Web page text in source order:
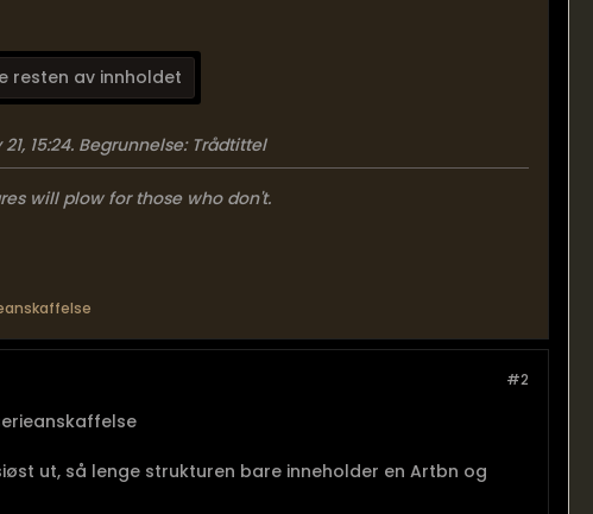
resten av innholdet
15:24. Begrunnelse:Trådtittel
will plow for those who don't.
#2
ut, så lenge strukturen bare inneholder en Artbn og